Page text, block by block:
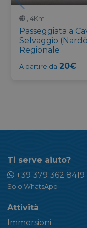
, 4Km
Passeggiata a
Selvaggio
Regionale
A partire da 20€
Ti serve aiuto?
+39 379 362 8419
Solo WhatsApp
Attività
Immersioni